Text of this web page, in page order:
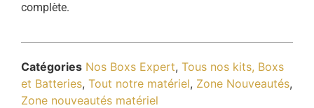
complète.
Catégories Nos Boxs Expert, Tous nos kits, Boxs
et Batteries, Tout notre matériel, Zone Nouveautés,
Zone nouveautés matériel